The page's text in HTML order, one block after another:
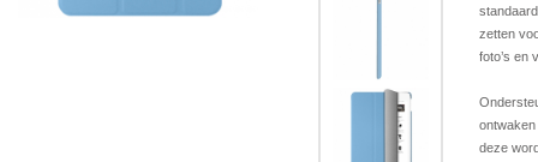
zetten
foto’s en
deze